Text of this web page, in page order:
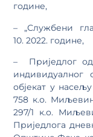
године,
– „Службени
10. 2022. године,
– Приједлог
индивидуалног
објекат у
758 к.о.
297/1 к.о.
Приједлога